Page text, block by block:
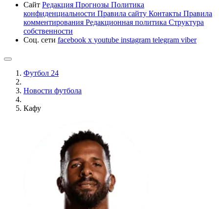
Сайт Редакция Прогнозы Политика
конфиденциальности Правила сайту Контакты Правила
комментирования Редакционная политика Структура
собственности
Соц. сети facebook x youtube instagram telegram viber
Футбол 24
Новости футбола
Кафу